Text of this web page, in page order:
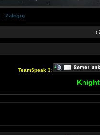
Zaloguj
(
TeamSpeak 3: